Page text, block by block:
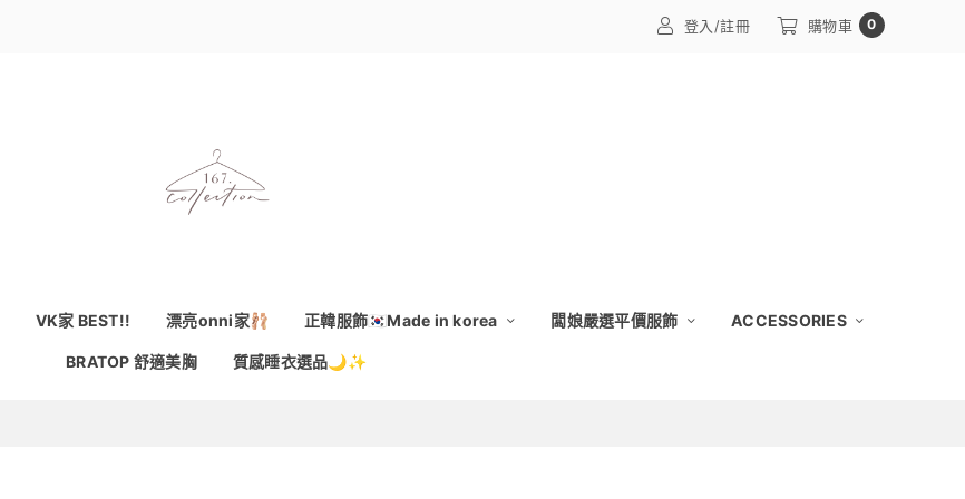
登入/註冊 購物車 0
VK家 BEST!! 漂亮onni家🩰 正韓服飾🇰🇷Made in korea 闆娘嚴選平價服飾 ACCESSORIES
BRATOP 舒適美胸 質感睡衣選品🌙✨